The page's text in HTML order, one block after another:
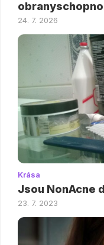
24. 7. 2026
Krása
Jsou NonAcne
23. 7. 2023